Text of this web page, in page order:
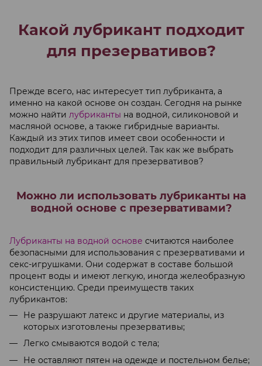
Какой лубрикант подходит
для презервативов?
Прежде всего, нас интересует тип лубриканта, а
именно на какой основе он создан. Сегодня на рынке
можно найти лубриканты на водной, силиконовой и
масляной основе, а также гибридные варианты.
Каждый из этих типов имеет свои особенности и
подходит для различных целей. Так как же выбрать
правильный лубрикант для презервативов?
Можно ли использовать лубриканты на
водной основе с презервативами?
Лубриканты на водной основе считаются наиболее
безопасными для использования с презервативами и
секс-игрушками. Они содержат в составе большой
процент воды и имеют легкую, иногда желеобразную
консистенцию. Среди преимуществ таких
лубрикантов:
Не разрушают латекс и другие материалы, из
которых изготовлены презервативы;
Легко смываются водой с тела;
Не оставляют пятен на одежде и постельном белье;